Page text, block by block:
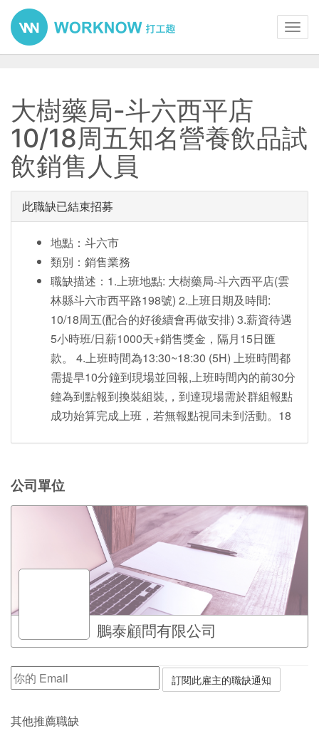
大樹藥局-斗六西平店
10/18周五知名營養飲品試
飲銷售人員
此職缺已結束招募
地點：斗六市
類別：銷售業務
職缺描述：1.上班地點: 大樹藥局-斗六西平店(雲
林縣斗六市西平路198號) 2.上班日期及時間:
10/18周五(配合的好後續會再做安排) 3.薪資待遇
5小時班/日薪1000天+銷售獎金，隔月15日匯
款。 4.上班時間為13:30~18:30 (5H) 上班時間都
需提早10分鐘到現場並回報,上班時間內的前30分
鐘為到點報到換裝組裝,，到達現場需於群組報點
成功始算完成上班，若無報點視同未到活動。18
公司單位
鵬泰顧問有限公司
其他推薦職缺